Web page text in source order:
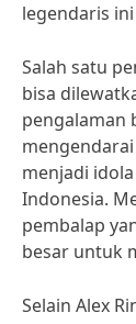
legendaris
Salah satu
bisa
pengalaman
menjadi
Indonesia.
pembalap
besar untuk
Selain Alex